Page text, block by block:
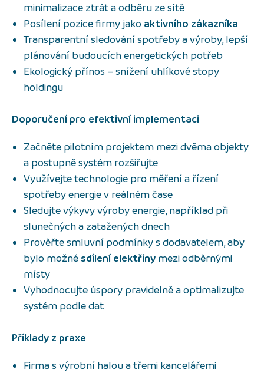
minimalizace ztrát a odběru ze sítě
Posílení pozice firmy jako aktivního zákazníka
Transparentní sledování spotřeby a výroby, lepší
plánování budoucích energetických potřeb
Ekologický přínos – snížení uhlíkové stopy
holdingu
Doporučení pro efektivní implementaci
Začněte pilotním projektem mezi dvěma objekty
a postupně systém rozšiřujte
Využívejte technologie pro měření a řízení
spotřeby energie v reálném čase
Sledujte výkyvy výroby energie, například při
slunečných a zatažených dnech
Prověřte smluvní podmínky s dodavatelem, aby
bylo možné sdílení elektřiny mezi odběrnými
místy
Vyhodnocujte úspory pravidelně a optimalizujte
systém podle dat
Příklady z praxe
Firma s výrobní halou a třemi kancelářemi